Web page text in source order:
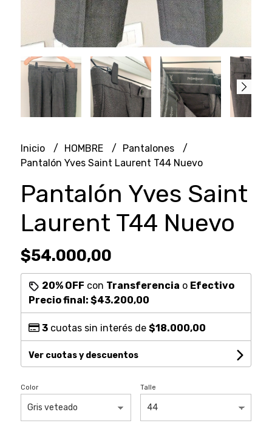
Inicio HOMBRE
Pantalones
Pantalón Yves Saint Laurent T44 Nuevo
Pantalón Yves Saint
Laurent T44 Nuevo
$54.000,00
20% OFF con Transferencia o Efectivo
Precio final: $43.200,00
3cuotas sin interés de $18.000,00
Ver cuotas y descuentos
Color Talle